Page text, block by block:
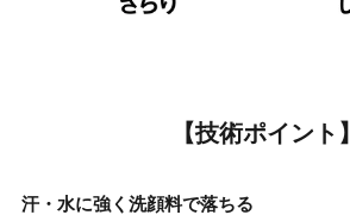
【技術ポイント】
汗・水に強く洗顔料で落ちる